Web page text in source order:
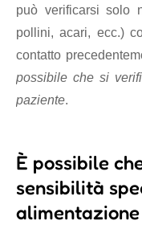
può verificarsi solo
pollini, acari, ecc.)
contatto
possibile che si
paziente.
È possibile
sensibilità